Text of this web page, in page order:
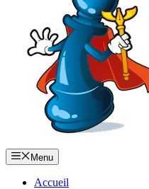
Menu
Accueil